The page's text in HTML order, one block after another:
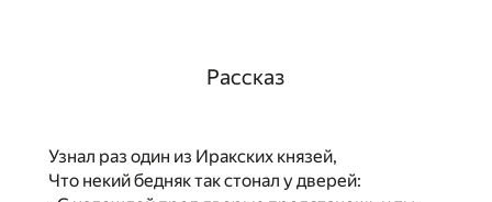
Рассказ
Узнал раз один из Иракских князей,
Что некий бедняк так стонал у дверей: